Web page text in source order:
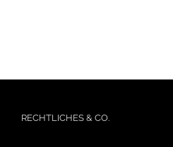
RECHTLICHES & CO.